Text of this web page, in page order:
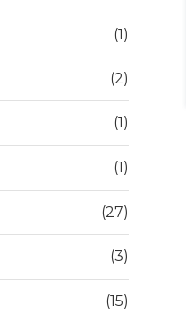
(1)
(2)
(1)
(1)
(27)
(3)
(15)